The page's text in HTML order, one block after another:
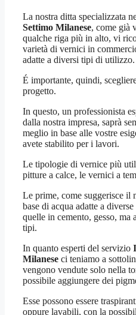
La nostra ditta specializzata
Settimo Milanese, come già
qualche riga più in alto, vi
varietà di vernici in
adatte a diversi tipi di utilizzo.
É importante, quindi,
progetto.
In questo, un professionista
dalla nostra impresa, saprà
meglio in base alle vostre
avete stabilito per i lavori.
Le tipologie di vernice più
pitture a calce, le vernici a
Le prime, come suggerisce il
base di acqua adatte a
quelle in cemento, gesso, ma
tipi.
In quanto esperti del servizio
Milanese ci teniamo a
vengono vendute solo nella
possibile aggiungere dei
Esse possono essere
oppure lavabili, con la